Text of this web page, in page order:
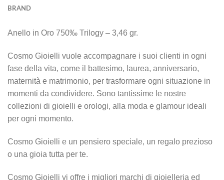
BRAND
Anello in Oro 750‰ Trilogy – 3,46 gr.
Cosmo Gioielli vuole accompagnare i suoi clienti in ogni
fase della vita, come il battesimo, laurea, anniversario,
maternità e matrimonio, per trasformare ogni situazione in
momenti da condividere. Sono tantissime le nostre
collezioni di gioielli e orologi, alla moda e glamour ideali
per ogni momento.
Cosmo Gioielli e un pensiero speciale, un regalo prezioso
o una gioia tutta per te.
Cosmo Gioielli vi offre i migliori marchi di gioielleria ed